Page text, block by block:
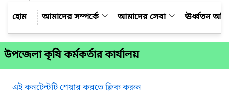
আমাদের সম্পর্কে
আমাদের সেবা ঊর্ধ্বতন
উপজেলা কৃষি কর্মকর্তার কার্যালয়
এই কনটেন্টটি শেয়ার করতে ক্লিক করুন